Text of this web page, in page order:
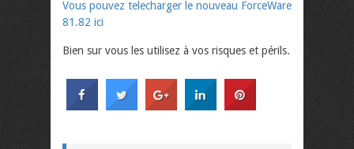
Vous pouvez telecharger le nouveau ForceWare
81.82 ici
Bien sur vous les utilisez à vos risques et périls.